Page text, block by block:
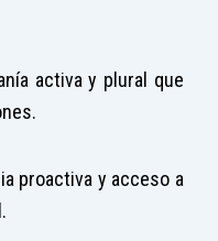
activa y plural que
y acceso a